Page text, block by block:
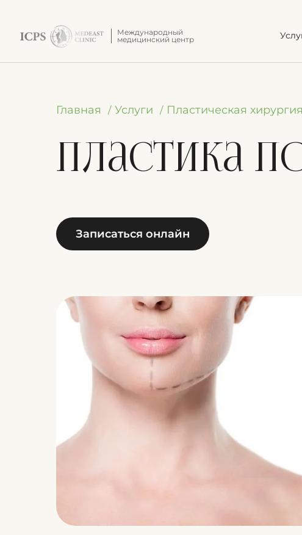
Международный
медицинский центр
Главная Услуги Пластическая хирургия
Пластика
Записаться онлайн